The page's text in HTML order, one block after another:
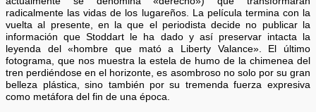
radicalmente las vidas de los lugareños. La película termina con la
vuelta al presente, en la que el periodista decide no publicar la
información que Stoddart le ha dado y así preservar intacta la
leyenda del «hombre que mató a Liberty Valance». El último
fotograma, que nos muestra la estela de humo de la chimenea del
tren perdiéndose en el horizonte, es asombroso no solo por su gran
belleza plástica, sino también por su tremenda fuerza expresiva
como metáfora del fin de una época.